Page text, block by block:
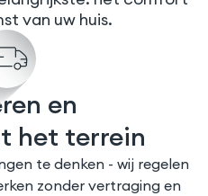
van uw huis.
en
het terrein
te denken - wij regelen
zonder vertraging en